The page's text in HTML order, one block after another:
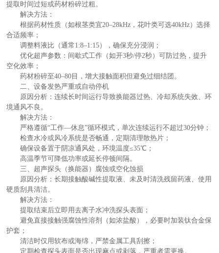
提取时间过短或药材粉碎过粗。
解决方法：
根据药材性质（如根茎类宜20–28kHz，花叶类可选40kHz）选择
合适频率；
调整料液比（通常1:8–1:15），确保充分浸润；
优化超声参数：间歇式工作（如开3秒/停2秒）可防过热，提升
空化效率；
药材粉碎至40–80目，增大接触面积但避免过细结团。
二、设备发热严重或自动停机
原因分析：连续长时间运行导致换能器过热、冷却系统失效、环
境通风不良。
解决方法：
严格遵循“工作—休息”循环模式，单次连续运行不超过30分钟；
检查水冷或风冷系统是否畅通，定期清理散热片；
确保设备置于阴凉通风处，环境温度≤35℃；
高温季节可降低功率或延长停顿间隔。
三、超声探头（换能器）腐蚀或空化蚀损
原因分析：长期接触酸碱性提取液、未及时清洗残留药液、使用
硬质刮具清洁。
解决方法：
提取结束后立即用去离子水冲洗探头表面；
避免直接接触强腐蚀性溶剂（如浓盐酸），必要时加装钛合金保
护套；
清洁时仅用软布或海绵，严禁金属工具刮擦；
定期检查探头表面是否出现麻点或剥落，严重者需更换。